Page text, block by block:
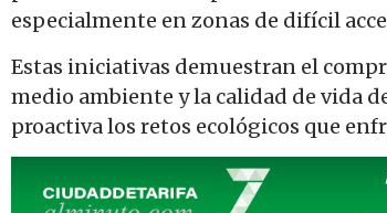
especialmente en zonas de difícil
Estas iniciativas demuestran el
medio ambiente y la calidad de vida
proactiva los retos ecológicos que